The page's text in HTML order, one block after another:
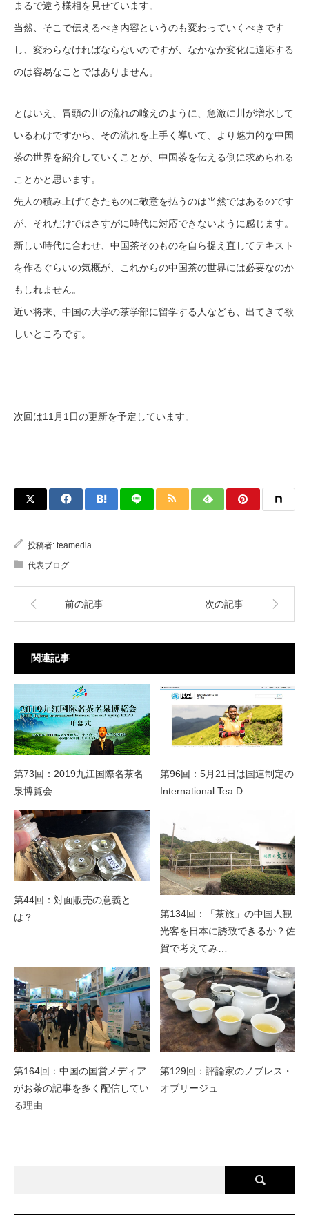
まるで違う様相を見せています。
当然、そこで伝えるべき内容というのも変わっていくべきです
し、変わらなければならないのですが、なかなか変化に適応する
のは容易なことではありません。
とはいえ、冒頭の川の流れの喩えのように、急激に川が増水して
いるわけですから、その流れを上手く導いて、より魅力的な中国
茶の世界を紹介していくことが、中国茶を伝える側に求められる
ことかと思います。
先人の積み上げてきたものに敬意を払うのは当然ではあるのです
が、それだけではさすがに時代に対応できないように感じます。
新しい時代に合わせ、中国茶そのものを自ら捉え直してテキスト
を作るぐらいの気概が、これからの中国茶の世界には必要なのか
もしれません。
近い将来、中国の大学の茶学部に留学する人なども、出てきて欲
しいところです。
次回は11月1日の更新を予定しています。
投稿者: teamedia
代表ブログ
前の記事 次の記事
関連記事
第73回：2019九江国際名茶名
泉博覧会
第96回：5月21日は国連制定の
International Tea D…
第44回：対面販売の意義と
は？
第134回：「茶旅」の中国人観
光客を日本に誘致できるか？佐
賀で考えてみ…
第164回：中国の国営メディア
がお茶の記事を多く配信してい
る理由
第129回：評論家のノブレス・
オブリージュ